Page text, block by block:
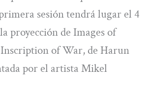
sesión tendrá lugar el 4
proyección de Images of
of War, de Harun
por el artista Mikel